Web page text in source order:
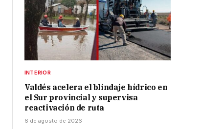
INTERIOR
Valdés acelera el blindaje hídrico en
el Sur provincial y supervisa
reactivación de ruta
6 de agosto de 2026